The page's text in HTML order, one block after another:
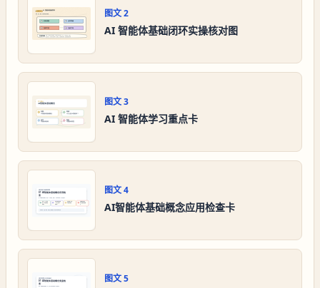
图文2
AI 智能体基础闭环实操核对图
图文3
AI 智能体学习重点卡
图文4
AI智能体基础概念应用检查卡
图文5